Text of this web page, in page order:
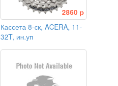
2860 р
Кассета 8-ск, ACERA, 11-
32T, ин.уп